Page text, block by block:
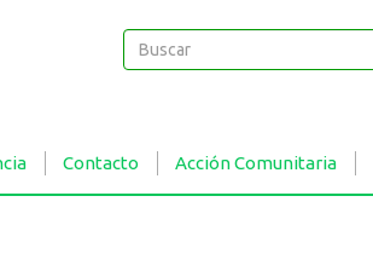
Buscar
Buscar
Contacto Acción Comunitaria